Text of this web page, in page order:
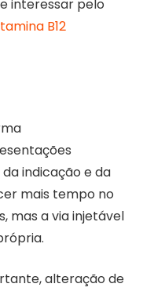
interessar pelo
B12
indicação e da
mais tempo no
mas a via injetável
alteração de